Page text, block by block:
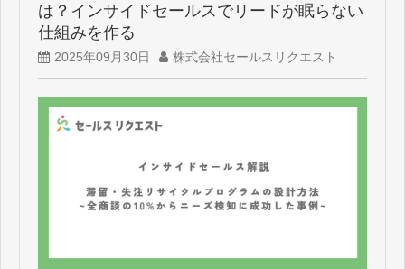
は？インサイドセールスでリードが眠らない
仕組みを作る
2025年09月30日 株式会社セールスリクエスト